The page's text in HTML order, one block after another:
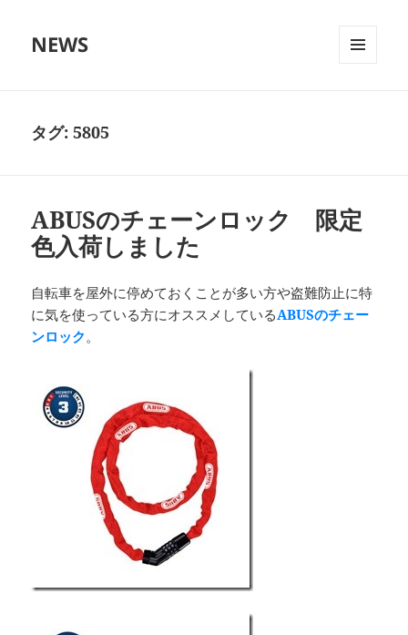
NEWS
タグ:5805
ABUSのチェーンロック 限定
色入荷しました
自転車を屋外に停めておくことが多い方や盗難防止に特
に気を使っている方にオススメしているABUSのチェー
ンロック。